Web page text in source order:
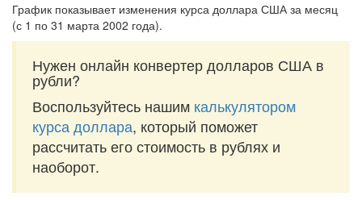
График показывает изменения курса доллара США за месяц
(с 1 по 31 марта 2002 года).
Нужен онлайн конвертер долларов США в
рубли?
Воспользуйтесь нашим калькулятором
курса доллара, который поможет
рассчитать его стоимость в рублях и
наоборот.